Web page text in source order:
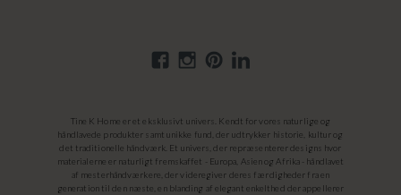
Tine K Home er et eksklusivt univers. Kendt for vores naturlige og
håndlavede produkter samt unikke fund, der udtrykker historie, kultur og
det traditionelle håndværk. Et univers, der repræsenterer designs hvor
materialerne er naturligt fremskaffet - Europa, Asien og Afrika - håndlavet
af mesterhåndværkere, der videregiver deres færdigheder fra en
generation til den næste, en blanding af elegant enkelthed der appellerer